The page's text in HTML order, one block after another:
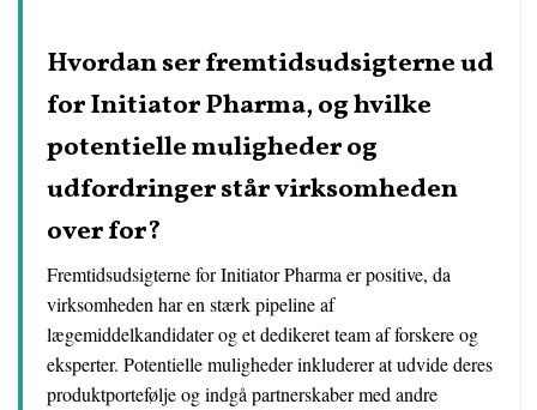
Hvordan ser fremtidsudsigterne ud
for Initiator Pharma, og hvilke
potentielle muligheder og
udfordringer står virksomheden
over for?
Fremtidsudsigterne for Initiator Pharma er positive, da
virksomheden har en stærk pipeline af
lægemiddelkandidater og et dedikeret team af forskere og
eksperter. Potentielle muligheder inkluderer at udvide deres
produktportefølje og indgå partnerskaber med andre